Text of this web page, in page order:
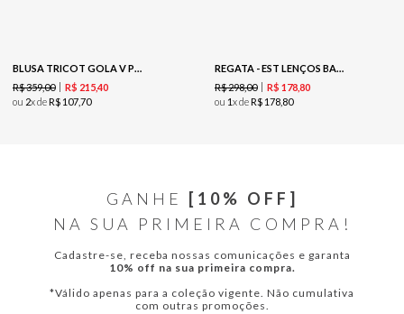
BLUSA TRICOT GOLA V PUNHO TELADO - MARROM
R$359,00 R$ 21540
ou 2x deR$ 10770
REGATA - EST LENÇOS BANDANAS
R$298,00 R$ 17880
ou 1x deR$ 178 80
GANHE
[10% OFF]
NA SUA PRIMEIRA COMPRA!
Cadastre-se, receba nossas comunicações e garanta
10% off na sua primeira compra.
*Válido apenas para a coleção vigente. Não cumulativa
com outras promoções.